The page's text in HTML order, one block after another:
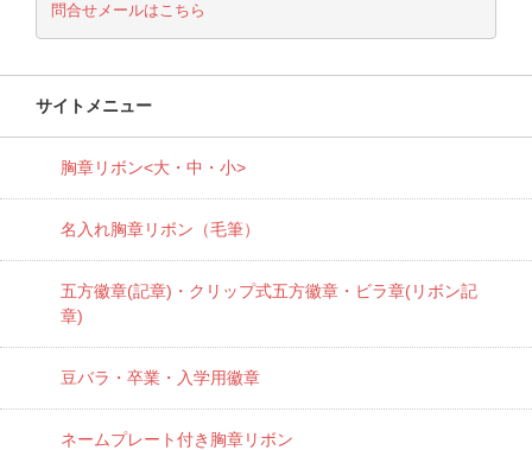
問合せメールはこちら
サイトメニュー
胸章リボン<大・中・小>
名入れ胸章リボン（毛筆）
五方徽章(記章)・ クリップ式五方徽章・ビラ章(リボン記
章)
豆バラ・卒業・入学用徽章
ネームプレート付き胸章リボン